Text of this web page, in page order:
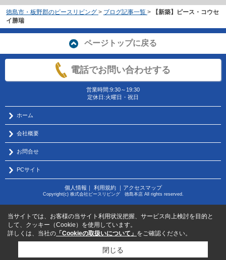
徳島市・板野郡のピースリビング > ブログ記事一覧 >
【新築】ピース・コウセ
イ勝瑞
ページトップに戻る
電話でお問い合わせする
営業時間:9:30～19:30
定休日:火曜日・祝日
ホーム
会社概要
お問合せ
PCサイト
個人情報 利用規約｜ アクセスマップ
Copyright(c) 株式会社ピースリビング 徳島本店 All rights reserved.
当サイトでは、お客様の当サイト利用状況把握、サービス向上検討を目的と
して、クッキー（Cookie）を使用しています。
詳しくは、当社の 「Cookieの取扱いについて」 をご確認ください。
閉じる